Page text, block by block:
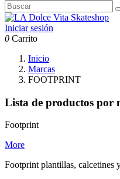
Iniciar sesión
0 Carrito
Inicio
Marcas
FOOTPRINT
Lista de productos por
Footprint
More
Footprint plantillas, calcetines